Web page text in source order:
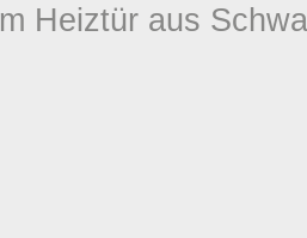
Heiztür aus